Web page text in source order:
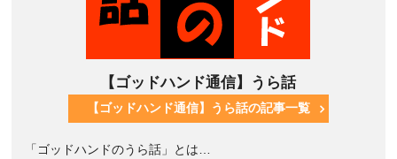
【ゴッドハンド通信】うら話
【ゴッドハンド通信】うら話の記事一覧
「ゴッドハンドのうら話」とは…